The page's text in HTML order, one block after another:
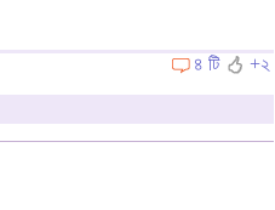
৪ টি +২